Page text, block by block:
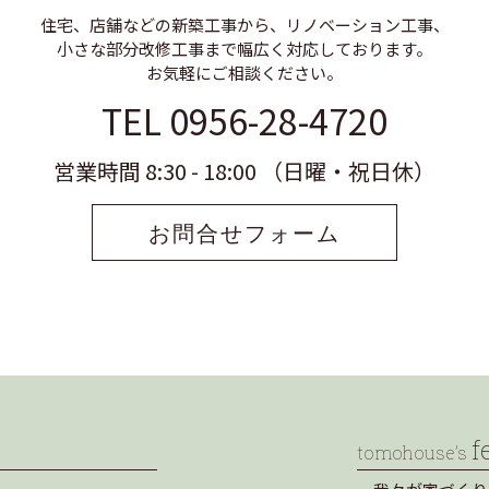
住宅、店舗などの新築工事から、リノベーション工事、
小さな部分改修工事まで幅広く対応しております。
お気軽にご相談ください。
TEL 0956-28-4720
営業時間 8:30 - 18:00 （日曜・祝日休）
お問合せフォーム
tomohouse’s